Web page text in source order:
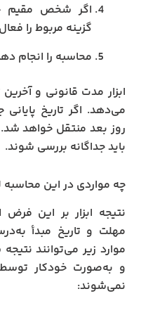
اگر شخص مقیم
گزینه مربوط را
محاسبه را انجام
ابزار مدت قانونی و
می‌دهد. اگر تاریخ
روز بعد منتقل خواهد
باید جداگانه بررسی شوند.
چه مواردی در این
نتیجه ابزار بر این
مهلت و تاریخ مبدأ
موارد زیر می‌توانند
و به‌صورت خودکار
نمی‌شوند: